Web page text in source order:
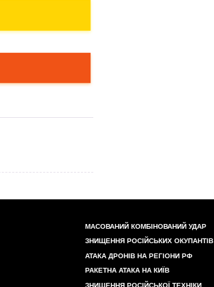
МАСОВАНИЙ КОМБІНОВАНИЙ УДАР
ЗНИЩЕННЯ РОСІЙСЬКИХ ОКУПАНТІВ
АТАКА ДРОНІВ НА РЕГІОНИ РФ
РАКЕТНА АТАКА НА КИЇВ
ЗНИЩЕННЯ РОСІЙСЬКОЇ ТЕХНІКИ